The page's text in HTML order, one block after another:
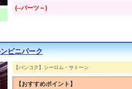
(--バーツ～)
ピニパーク
【バンコク】シーロム・サトーン
【おすすめポイント】